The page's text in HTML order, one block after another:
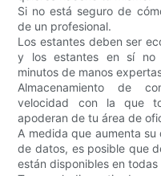
Si no está seguro de
de un profesional.
Los estantes deben ser
y los estantes en sí no
minutos de manos
Almacenamiento de
velocidad con la que
apoderan de tu área de
A medida que aumenta
de datos, es posible que
están disponibles en todas